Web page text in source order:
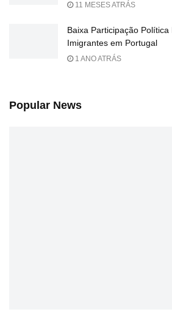
11 MESES ATRÁS
Baixa Participação
Imigrantes em Portugal
1 ANO ATRÁS
Popular News